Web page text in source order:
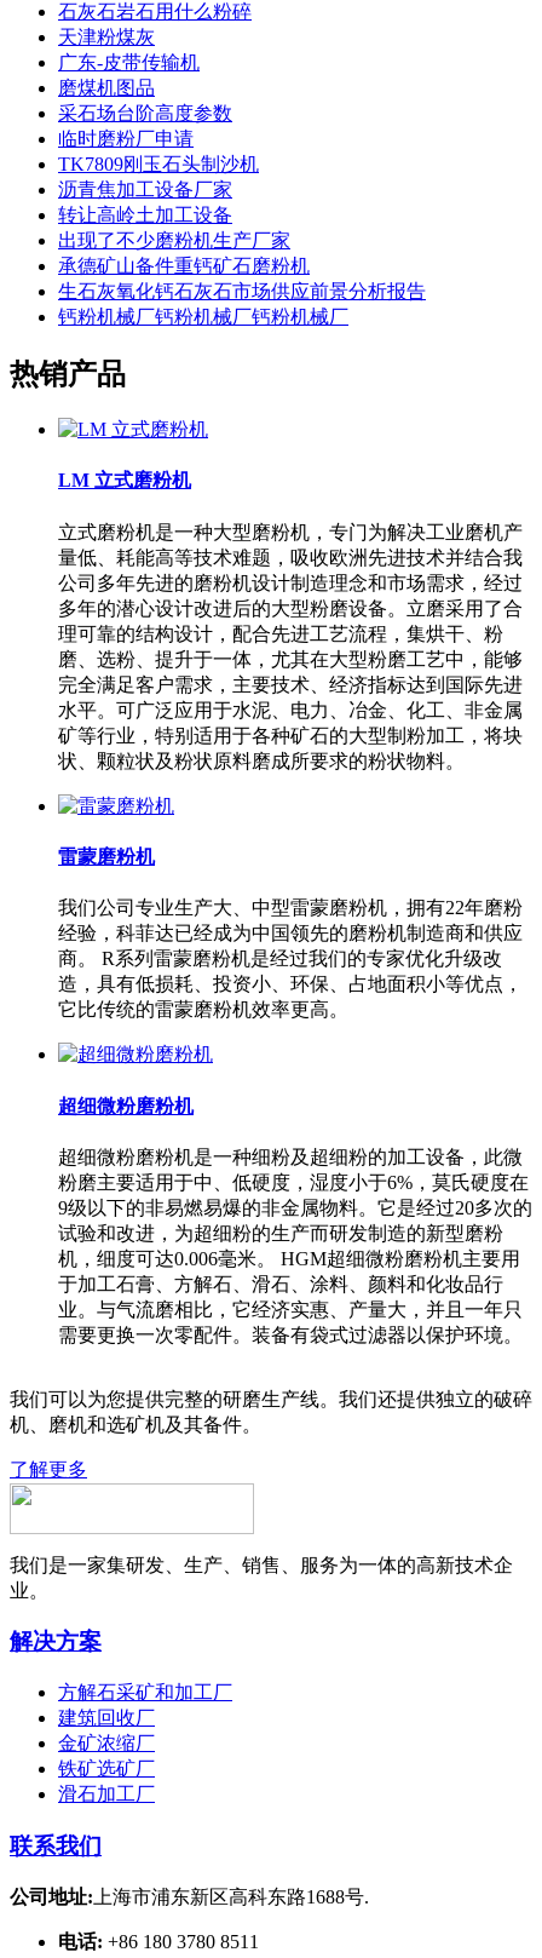
石灰石岩石用什么粉碎
天津粉煤灰
广东-皮带传输机
磨煤机图品
采石场台阶高度参数
临时磨粉厂申请
TK7809刚玉石头制沙机
沥青焦加工设备厂家
转让高岭土加工设备
出现了不少磨粉机生产厂家
承德矿山备件重钙矿石磨粉机
生石灰氧化钙石灰石市场供应前景分析报告
钙粉机械厂钙粉机械厂钙粉机械厂
热销产品
LM 立式磨粉机
立式磨粉机是一种大型磨粉机，专门为解决工业磨机产
量低、耗能高等技术难题，吸收欧洲先进技术并结合我
公司多年先进的磨粉机设计制造理念和市场需求，经过
多年的潜心设计改进后的大型粉磨设备。立磨采用了合
理可靠的结构设计，配合先进工艺流程，集烘干、粉
磨、选粉、提升于一体，尤其在大型粉磨工艺中，能够
完全满足客户需求，主要技术、经济指标达到国际先进
水平。可广泛应用于水泥、电力、冶金、化工、非金属
矿等行业，特别适用于各种矿石的大型制粉加工，将块
状、颗粒状及粉状原料磨成所要求的粉状物料。
雷蒙磨粉机
我们公司专业生产大、中型雷蒙磨粉机，拥有22年磨粉
经验，科菲达已经成为中国领先的磨粉机制造商和供应
商。 R系列雷蒙磨粉机是经过我们的专家优化升级改
造，具有低损耗、投资小、环保、占地面积小等优点，
它比传统的雷蒙磨粉机效率更高。
超细微粉磨粉机
超细微粉磨粉机是一种细粉及超细粉的加工设备，此微
粉磨主要适用于中、低硬度，湿度小于6%，莫氏硬度在
9级以下的非易燃易爆的非金属物料。它是经过20多次的
试验和改进，为超细粉的生产而研发制造的新型磨粉
机，细度可达0.006毫米。 HGM超细微粉磨粉机主要用
于加工石膏、方解石、滑石、涂料、颜料和化妆品行
业。与气流磨相比，它经济实惠、产量大，并且一年只
需要更换一次零配件。装备有袋式过滤器以保护环境。
我们可以为您提供完整的研磨生产线。我们还提供独立的破碎
机、磨机和选矿机及其备件。
了解更多
我们是一家集研发、生产、销售、服务为一体的高新技术企
业。
解决方案
方解石采矿和加工厂
建筑回收厂
金矿浓缩厂
铁矿选矿厂
滑石加工厂
联系我们
公司地址: 上海市浦东新区高科东路1688号.
电话: +86 180 3780 8511